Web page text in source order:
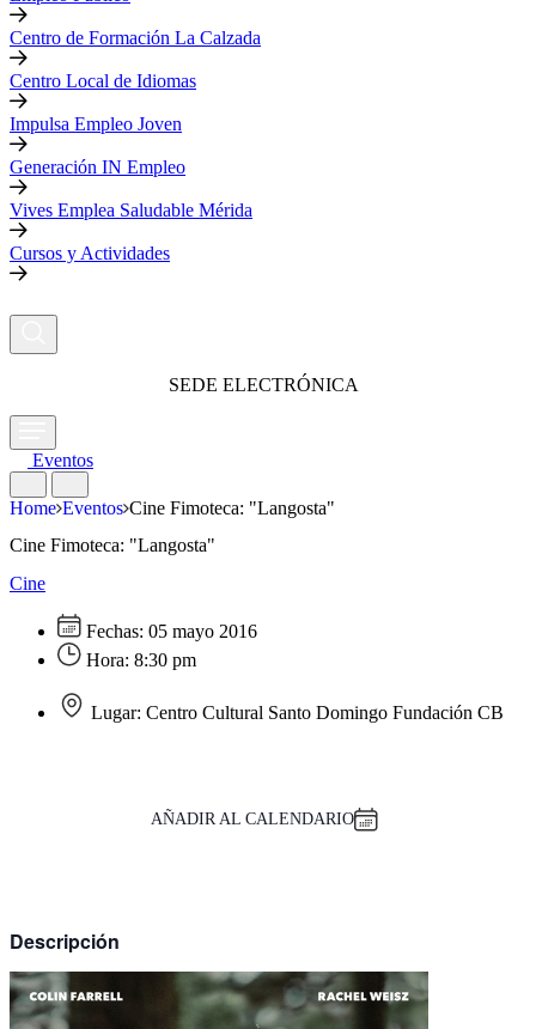
Centro de Formación La Calzada
Centro Local de Idiomas
Impulsa Empleo Joven
Generación IN Empleo
Vives Emplea Saludable Mérida
Cursos y Actividades
SEDE ELECTRÓNICA
Eventos
Home Eventos Cine Fimoteca: "Langosta"
Cine Fimoteca: "Langosta"
Cine
Fechas: 05 mayo 2016
Hora: 8:30 pm
Lugar: Centro Cultural Santo Domingo Fundación CB
AÑADIR AL CALENDARIO
Descripción